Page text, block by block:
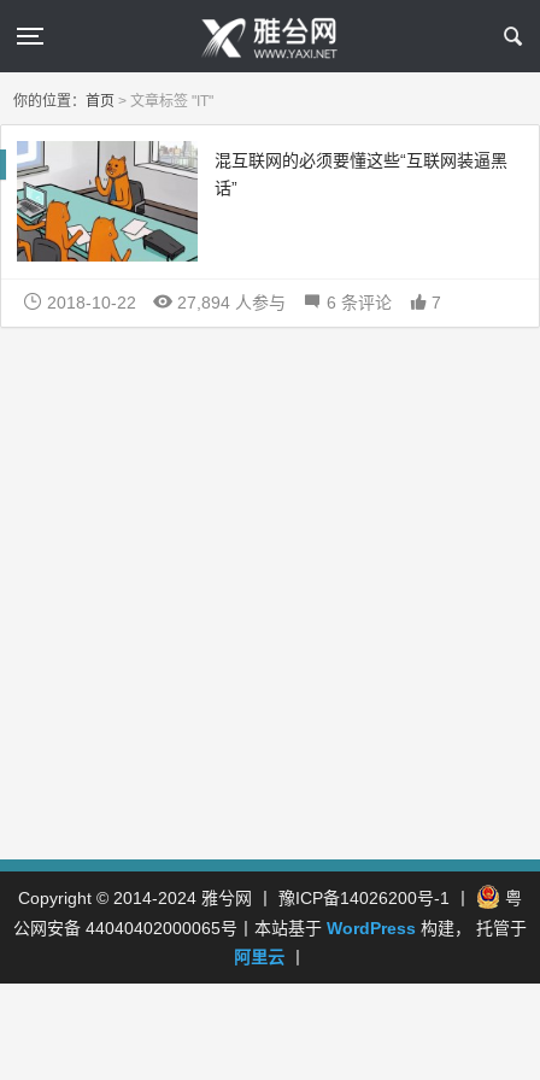
你的位置：首页 > 文章标签 "IT"
混互联网的必须要懂这些“互联网装逼黑
话”
2018-10-22 27,894 人参与 6 条评论 7
Copyright © 2014-2024 雅兮网 豫ICP备14026200号-1
粤
公网安备 44040402000065号 丨本站基于 WordPress 构建， 托管于
阿里云